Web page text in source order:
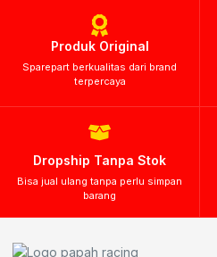
Produk Original
Sparepart berkualitas dari brand
terpercaya
Dropship Tanpa Stok
Bisa jual ulang tanpa perlu simpan
barang